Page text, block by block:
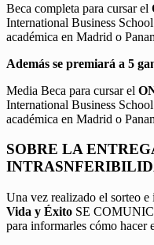
Beca completa para cursar el
International Business
académica en Madrid o
Además se premiará a 5
Media Beca para cursar el
International Business
académica en Madrid o
SOBRE LA
Una vez realizado el sorteo
Vida y Éxito SE
para informarles cómo hacer